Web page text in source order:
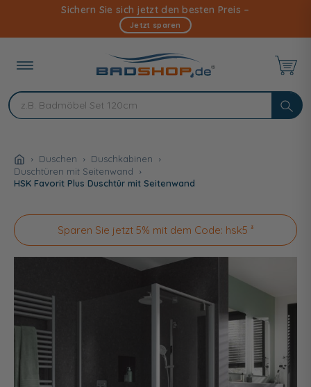
Inhalt
Sichern Sie sich jetzt den besten Preis –
Jetzt sparen
Duschen
Duschkabinen
Duschtüren mit Seitenwand
HSK Favorit Plus Duschtür mit Seitenwand
Sparen Sie jetzt 5% mit dem Code: hsk5 ³